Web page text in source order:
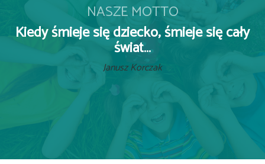
NASZE MOTTO
Kiedy śmieje się dziecko, śmieje się cały
świat…
Janusz Korczak